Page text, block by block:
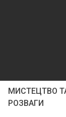
МИСТЕЦТВО
РОЗВАГИ